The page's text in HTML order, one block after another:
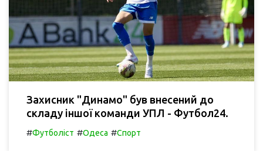
Захисник "Динамо" був внесений до
складу іншої команди УПЛ - Футбол24.
#Футболіст #Одеса #Спорт